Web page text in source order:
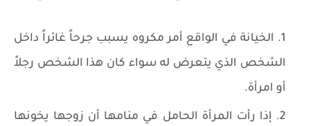
الخيانة في الواقع أمر مكروه يسبب جرحاً غائراً داخل
الشخص الذي يتعرض له سواء كان هذا الشخص رجلاً
أو امرأة.
إذا رأت المرأة الحامل في منامها أن زوجها يخونها